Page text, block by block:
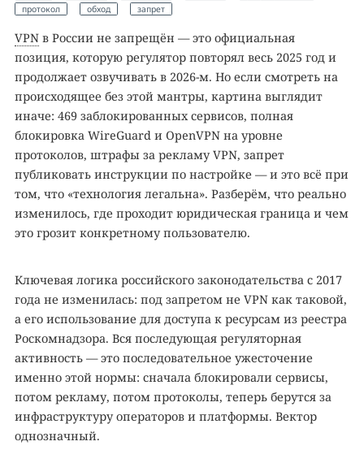
протокол
обход запрет
VPN в России не запрещён — это официальная
позиция, которую регулятор повторял весь 2025 год и
продолжает озвучивать в 2026-м. Но если смотреть на
происходящее без этой мантры, картина выглядит
иначе: 469 заблокированных сервисов, полная
блокировка WireGuard и OpenVPN на уровне
протоколов, штрафы за рекламу VPN, запрет
публиковать инструкции по настройке — и это всё при
том, что «технология легальна». Разберём, что реально
изменилось, где проходит юридическая граница и чем
это грозит конкретному пользователю.
Ключевая логика российского законодательства с 2017
года не изменилась: под запретом не VPN как таковой,
а его использование для доступа к ресурсам из реестра
Роскомнадзора. Вся последующая регуляторная
активность — это последовательное ужесточение
именно этой нормы: сначала блокировали сервисы,
потом рекламу, потом протоколы, теперь берутся за
инфраструктуру операторов и платформы. Вектор
однозначный.